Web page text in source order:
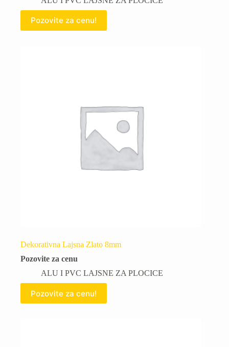
Pozovite za cenu!
Dekorativna Lajsna Zlato 8mm
Pozovite za cenu
ALU I PVC LAJSNE ZA PLOCICE
Pozovite za cenu!